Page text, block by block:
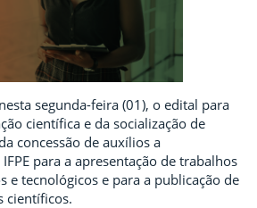
segunda-feira (01), o edital para
científica e da socialização de
concessão de auxílios a
para a apresentação de trabalhos
e tecnológicos e para a publicação de
científicos.